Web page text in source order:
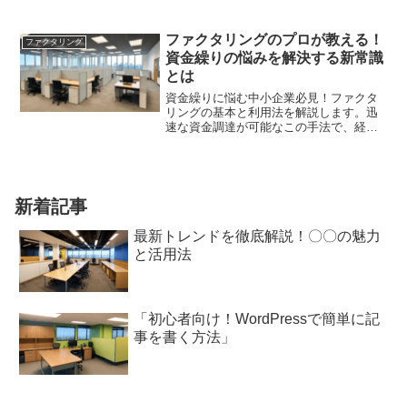
しく解説します。
ファクタリング
ファクタリングのプロが教える！
資金繰りの悩みを解決する新常識
とは
資金繰りに悩む中小企業必見！ファクタ
リングの基本と利用法を解説します。迅
速な資金調達が可能なこの手法で、経営
新着記事
最新トレンドを徹底解説！〇〇の魅力
と活用法
「初心者向け！WordPressで簡単に記
事を書く方法」